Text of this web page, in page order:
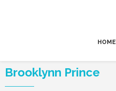
HOME
Brooklynn Prince